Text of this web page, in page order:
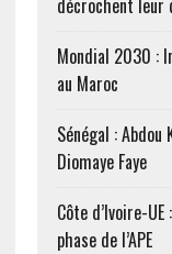
décrochent leur
Mondial 2030 :
au Maroc
Sénégal :
Diomaye Faye
Côte d’Ivoire-
phase de l’APE